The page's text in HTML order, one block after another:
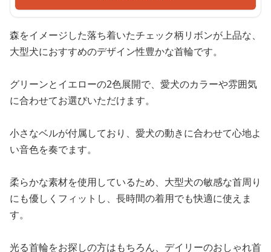
森をイメージした落ち着いたチェック柄リボンが上品な、
大型犬におすすめのデザイン性豊かな首輪です。
グリーンとイエローの2色展開で、愛犬のカラーや雰囲気
に合わせてお選びいただけます。
小さなベルが付属しており、愛犬の動きに合わせて心地よ
い音色を奏でます。
柔らかな素材を使用しているため、大型犬の敏感な首周り
にも優しくフィットし、長時間の着用でも快適に使えま
す。
光る首輪をお探しの方はもちろん、デイリーのおしゃれ首